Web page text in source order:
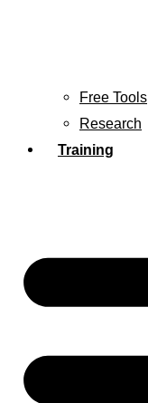
Free Tools
Research
Training